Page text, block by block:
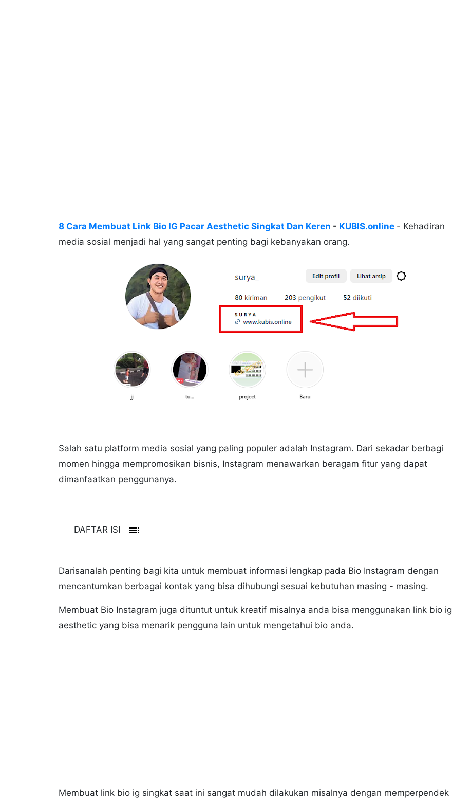
8 Cara Membuat Link Bio IG Pacar Aesthetic Singkat Dan Keren - KUBIS.online - Kehadiran
media sosial menjadi hal yang sangat penting bagi kebanyakan orang.
Salah satu platform media sosial yang paling populer adalah Instagram. Dari sekadar berbagi
momen hingga mempromosikan bisnis, Instagram menawarkan beragam fitur yang dapat
dimanfaatkan penggunanya.
DAFTAR ISI toc
Darisanalah penting bagi kita untuk membuat informasi lengkap pada Bio Instagram dengan
mencantumkan berbagai kontak yang bisa dihubungi sesuai kebutuhan masing - masing.
Membuat Bio Instagram juga dituntut untuk kreatif misalnya anda bisa menggunakan link bio ig
aesthetic yang bisa menarik pengguna lain untuk mengetahui bio anda.
Membuat link bio ig singkat saat ini sangat mudah dilakukan misalnya dengan memperpendek